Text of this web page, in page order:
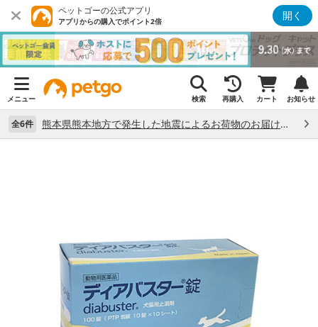
ペットゴーの公式アプリ
アプリからの購入でポイント2倍 開く
メニュー 検索 再購入 カート お知らせ
全6件 熊本県熊本地方で発生した地震によるお荷物のお届け状況について （7/28）